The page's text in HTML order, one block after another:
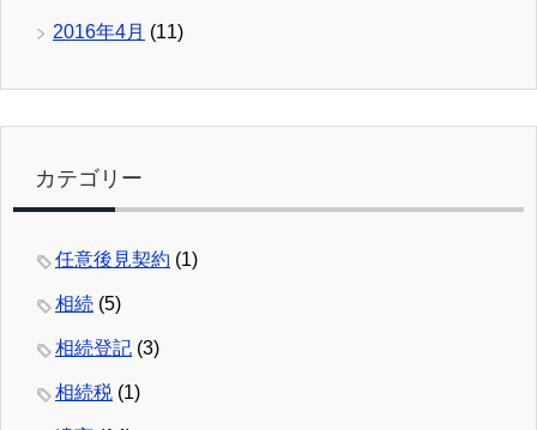
2016年4月 (11)
カテゴリー
任意後見契約 (1)
相続 (5)
相続登記 (3)
相続税 (1)